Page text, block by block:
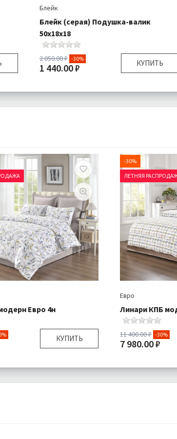
Блейк
Блейк (серая) Подушка-валик
50х18х18
2 050.00 ₽ -30%
1 440.00 ₽ КУПИТЬ
Размер:
50х18х18 см
Евро 4н
КУПИТЬ
Евро
-30%
ЛЕТНЯЯ
Евро
Линари КПБ
11 400.00 ₽ -30%
7 980.00 ₽
Размер: